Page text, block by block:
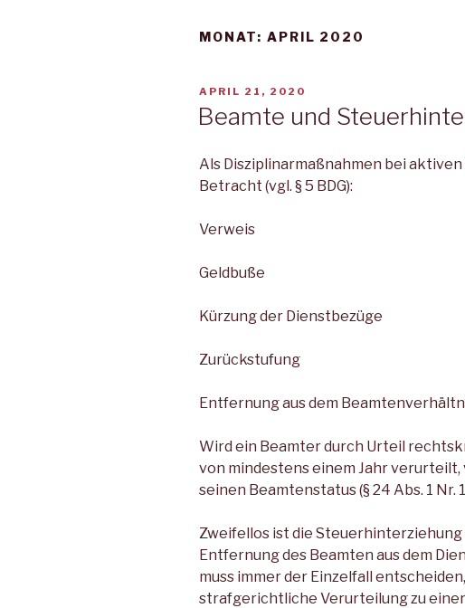
MONAT: APRIL 2020
VERÖFFENTLICHT
APRIL 21, 2020
Beamte und
Als Disziplinarmaßnahmen bei
Betracht (vgl. § 5 BDG):
Verweis
Geldbuße
Kürzung der Dienstbezüge
Zurückstufung
Entfernung aus dem
Wird ein Beamter durch Urteil
von mindestens einem Jahr
seinen Beamtenstatus (§ 24 Abs. 1 Nr.
Zweifellos ist die
Entfernung des Beamten aus dem
muss immer der Einzelfall
strafgerichtliche Verurteilung zu